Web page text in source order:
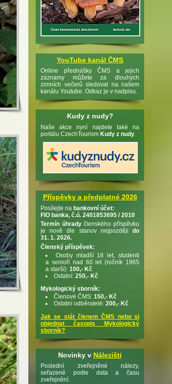
YouTube kanál ČMS
Online přednášky ČMS a jejich
záznamy můžete za dlouhých
zimních večerů sledovat na našem
kanálu Youtube. Odkaz je v nadpisu.
Kudy z nudy?
Naše akce nyní najdete také na
portálu CzechTourism Kudy z nudy
Příspěvky a předplatné 2026
Posílejte na bankovní účet:
FIO banka, č.ú. 2401853695 / 2010
Termín úhradyčlenského příspěvku
je nově dle stanov nejpozději do
31. 1. 2026.
Členský příspěvek:
Osoby mladší 18 let, studenti
a senioři nad 60 let (ročník 1965
a starší): 100,- Kč
Ostatní: 250,- Kč
Mykologický sborník:
Členové ČMS: 150,- Kč
Ostatní odběratelé: 200,- Kč
Jak se stát členem ČMS nebo si
objednat časopis Mykologický
sborník?
Novinky v Nálezišti
Poslední zveřejněné nálezy,
seřazené podle data a času
zveřejnění.